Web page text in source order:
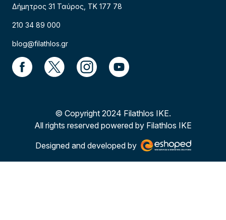
Δήμητρος 31 Ταύρος, TK 177 78
210 34 89 000
blog@filathlos.gr
© Copyright 2024 Filathlos ΙΚΕ.
All rights reserved powered by Filathlos ΙΚΕ
Designed and developed by